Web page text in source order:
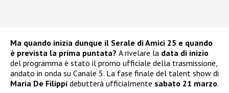
Ma quando inizia dunque il Serale di Amici 25 e quando
è prevista la prima puntata? A rivelare la data di inizio
del programma è stato il promo ufficiale della trasmissione,
andato in onda su Canale 5. La fase finale del talent show di
Maria De Filippi debutterà ufficialmente sabato 21 marzo.